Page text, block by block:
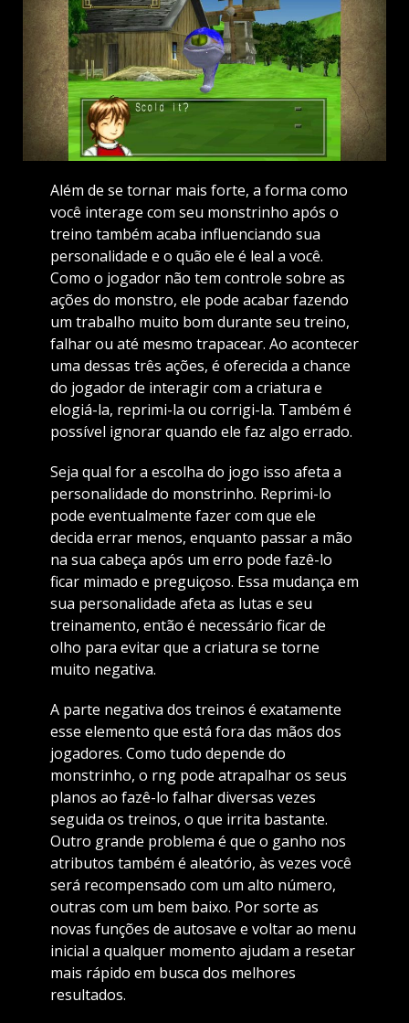
Além de se tornar mais forte, a forma como
você interage com seu monstrinho após o
treino também acaba influenciando sua
personalidade e o quão ele é leal a você.
Como o jogador não tem controle sobre as
ações do monstro, ele pode acabar fazendo
um trabalho muito bom durante seu treino,
falhar ou até mesmo trapacear. Ao acontecer
uma dessas três ações, é oferecida a chance
do jogador de interagir com a criatura e
elogiá-la, reprimi-la ou corrigi-la. Também é
possível ignorar quando ele faz algo errado.
Seja qual for a escolha do jogo isso afeta a
personalidade do monstrinho. Reprimi-lo
pode eventualmente fazer com que ele
decida errar menos, enquanto passar a mão
na sua cabeça após um erro pode fazê-lo
ficar mimado e preguiçoso. Essa mudança em
sua personalidade afeta as lutas e seu
treinamento, então é necessário ficar de
olho para evitar que a criatura se torne
muito negativa.
A parte negativa dos treinos é exatamente
esse elemento que está fora das mãos dos
jogadores. Como tudo depende do
monstrinho, o rng pode atrapalhar os seus
planos ao fazê-lo falhar diversas vezes
seguida os treinos, o que irrita bastante.
Outro grande problema é que o ganho nos
atributos também é aleatório, às vezes você
será recompensado com um alto número,
outras com um bem baixo. Por sorte as
novas funções de autosave e voltar ao menu
inicial a qualquer momento ajudam a resetar
mais rápido em busca dos melhores
resultados.